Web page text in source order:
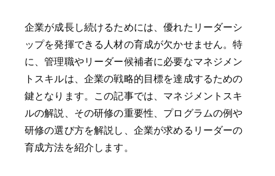
企業が成長し続けるためには、優れたリーダーシ
ップを発揮できる人材の育成が欠かせません。特
に、管理職やリーダー候補者に必要なマネジメン
トスキルは、企業の戦略的目標を達成するための
鍵となります。この記事では、マネジメントスキ
ルの解説、その研修の重要性、プログラムの例や
研修の選び方を解説し、企業が求めるリーダーの
育成方法を紹介します。